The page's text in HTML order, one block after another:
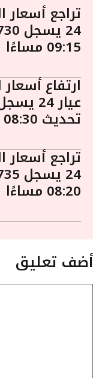
تراجع
09:15 مساءًا
ارتفاع
تحديث 08:30 مساءًا
تراجع
08:20 مساءًا
أضف تعليق